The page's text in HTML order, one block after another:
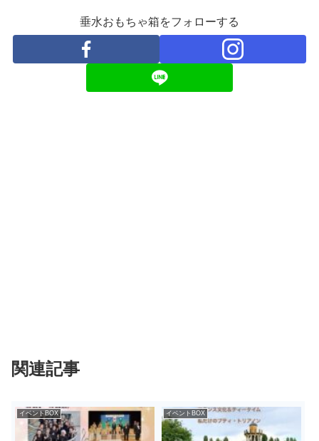
垂水おもちゃ箱をフォローする
関連記事
イベントBOX イベントBOX